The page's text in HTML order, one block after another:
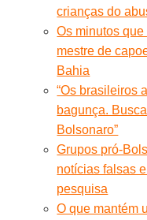
crianças do
Os minutos
mestre de
Bahia
“Os brasileiros
bagunça.
Bolsonaro”
Grupos pró-
notícias falsas
pesquisa
O que mantém